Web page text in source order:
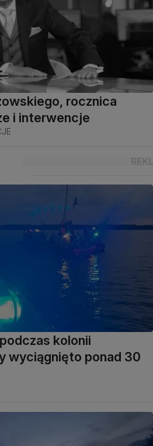
rocznica
i interwencje
kolonii
wyciągnięto ponad 30